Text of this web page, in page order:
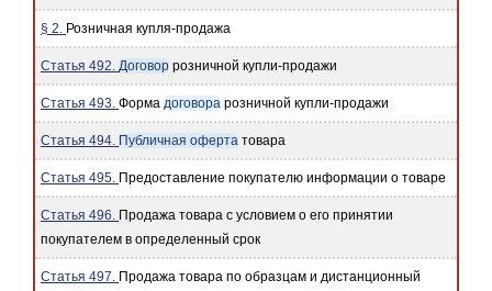
§ 2. Розничная купля-продажа
Статья 492. Договор розничной купли-продажи
Статья 493. Форма договора розничной купли-продажи
Статья 494. Публичная оферта товара
Статья 495. Предоставление покупателю информации о товаре
Статья 496. Продажа товара с условием о его принятии
покупателем в определенный срок
Статья 497. Продажа товара по образцам и дистанционный